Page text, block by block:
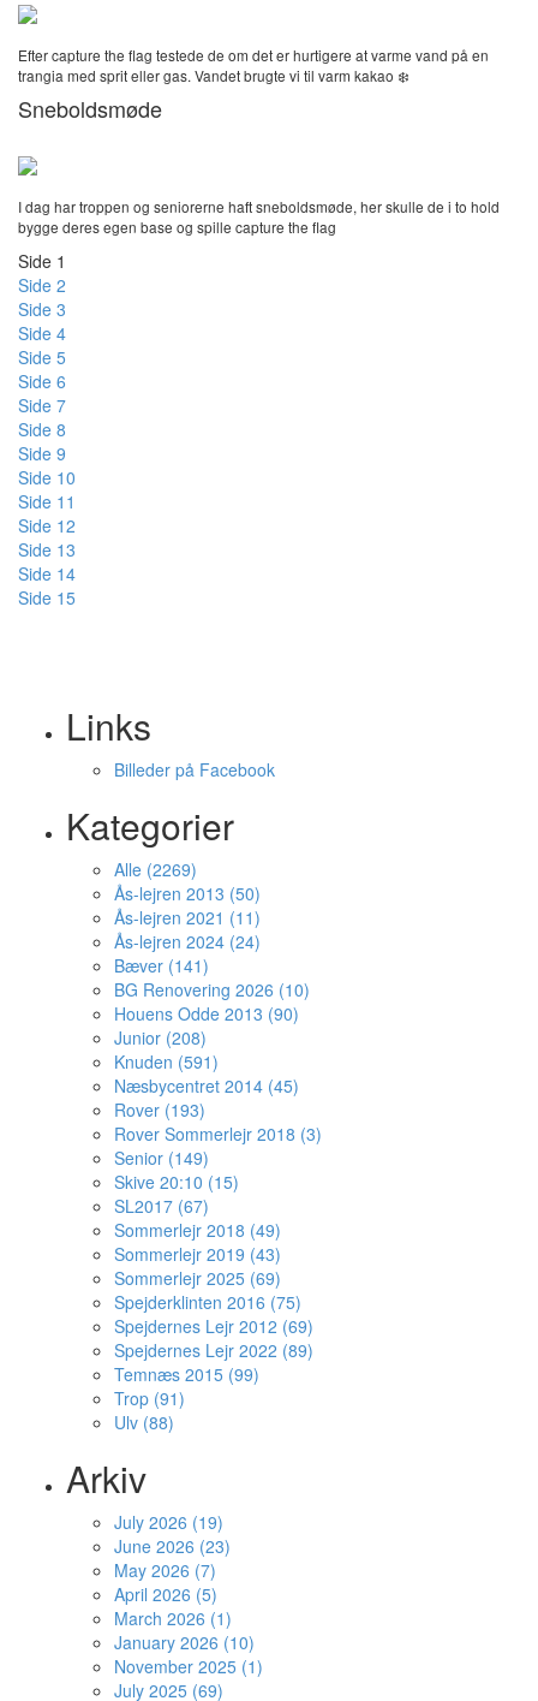
Efter capture the flag testede de om det er hurtigere at varme vand på en
trangia med sprit eller gas. Vandet brugte vi til varm kakao ❄️
Sneboldsmøde
I dag har troppen og seniorerne haft sneboldsmøde, her skulle de i to hold
bygge deres egen base og spille capture the flag
Side 1
Side 2
Side 3
Side 4
Side 5
Side 6
Side 7
Side 8
Side 9
Side 10
Side 11
Side 12
Side 13
Side 14
Side 15
Links
Billeder på Facebook
Kategorier
Alle (2269)
Ås-lejren 2013 (50)
Ås-lejren 2021 (11)
Ås-lejren 2024 (24)
Bæver (141)
BG Renovering 2026 (10)
Houens Odde 2013 (90)
Junior (208)
Knuden (591)
Næsbycentret 2014 (45)
Rover (193)
Rover Sommerlejr 2018 (3)
Senior (149)
Skive 20:10 (15)
SL2017 (67)
Sommerlejr 2018 (49)
Sommerlejr 2019 (43)
Sommerlejr 2025 (69)
Spejderklinten 2016 (75)
Spejdernes Lejr 2012 (69)
Spejdernes Lejr 2022 (89)
Temnæs 2015 (99)
Trop (91)
Ulv (88)
Arkiv
July 2026 (19)
June 2026 (23)
May 2026 (7)
April 2026 (5)
March 2026 (1)
January 2026 (10)
November 2025 (1)
July 2025 (69)